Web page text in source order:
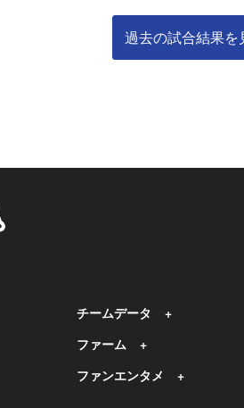
過去の試合結果
チームデータ
ファーム
ファンエンタメ